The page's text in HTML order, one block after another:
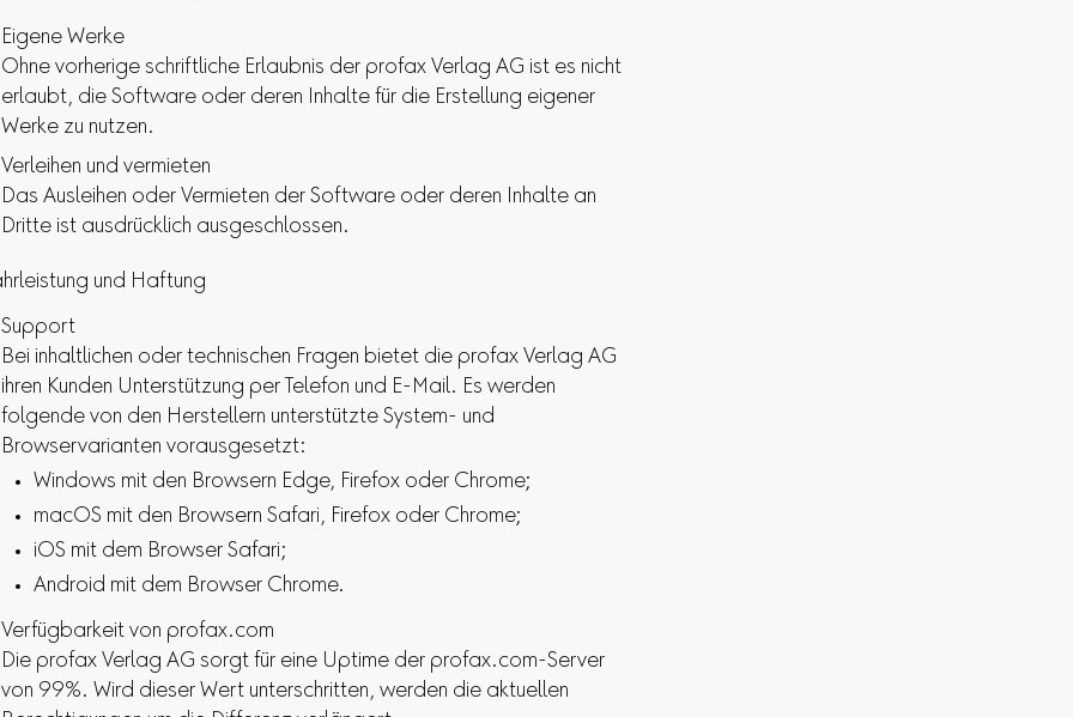
Eigene Werke
Ohne vorherige schriftliche Erlaubnis der profax Verlag AG ist es nicht
erlaubt, die Software oder deren Inhalte für die Erstellung eigener
Werke zu nutzen.
Verleihen und vermieten
Das Ausleihen oder Vermieten der Software oder deren Inhalte an
Dritte ist ausdrücklich ausgeschlossen.
und Haftung
Support
Bei inhaltlichen oder technischen Fragen bietet die profax Verlag AG
ihren Kunden Unterstützung per Telefon und E-Mail. Es werden
folgende von den Herstellern unterstützte System- und
Browservarianten vorausgesetzt:
Windows mit den Browsern Edge, Firefox oder Chrome;
macOS mit den Browsern Safari, Firefox oder Chrome;
iOS mit dem Browser Safari;
Android mit dem Browser Chrome.
Verfügbarkeit von profax.com
Die profax Verlag AG sorgt für eine Uptime der profax.com-Server
von 99%. Wird dieser Wert unterschritten, werden die aktuellen